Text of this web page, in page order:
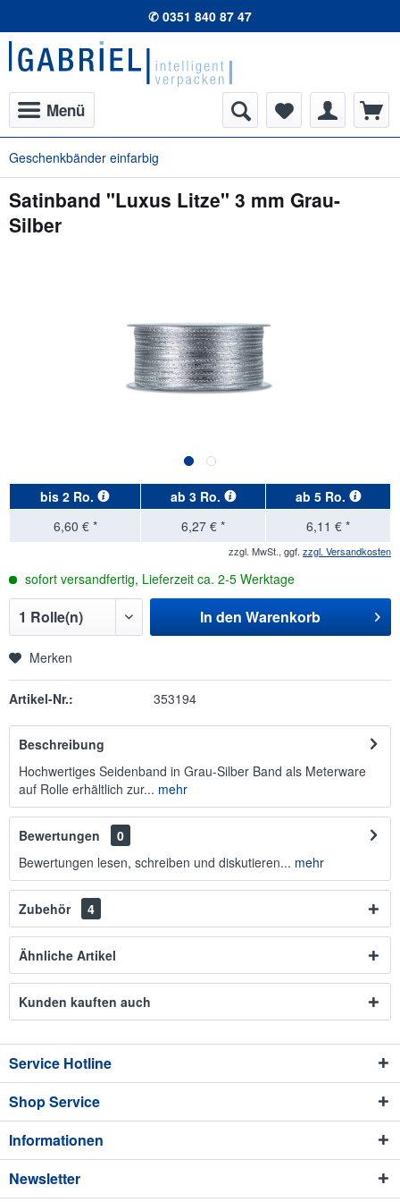
✆ 0351 840 87 47
Menü
Geschenkbänder einfarbig
Satinband "Luxus Litze" 3 mm Grau-
Silber
bis 2 Ro. ab 3 Ro. ab 5 Ro.
6,60 € *
6,27 € * 6,11 € *
zzgl. MwSt., ggf. zzgl. Versandkosten
sofort versandfertig, Lieferzeit ca. 2-5 Werktage
In den Warenkorb
Merken
Artikel-Nr.: 353194
Beschreibung
Hochwertiges Seidenband in Grau-Silber Band als Meterware
auf Rolle erhältlich zur... mehr
Bewertungen
0
Bewertungen lesen, schreiben und diskutieren... mehr
Zubehör 4
Ähnliche Artikel
Kunden kauften auch
Service Hotline
Shop Service
Informationen
Newsletter